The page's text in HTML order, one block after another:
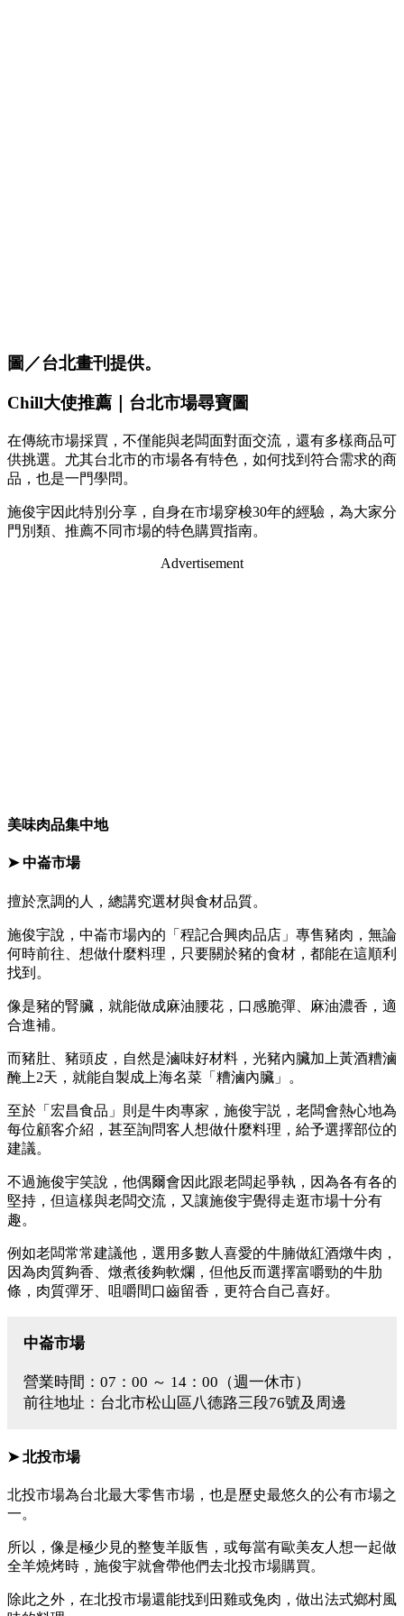
圖／台北畫刊提供。
Chill大使推薦｜台北市場尋寶圖
在傳統市場採買，不僅能與老闆面對面交流，還有多樣商品可
供挑選。尤其台北市的市場各有特色，如何找到符合需求的商
品，也是一門學問。
施俊宇因此特別分享，自身在市場穿梭30年的經驗，為大家分
門別類、推薦不同市場的特色購買指南。
Advertisement
美味肉品集中地
➤ 中崙市場
擅於烹調的人，總講究選材與食材品質。
施俊宇說，中崙市場內的「程記合興肉品店」專售豬肉，無論
何時前往、想做什麼料理，只要關於豬的食材，都能在這順利
找到。
像是豬的腎臟，就能做成麻油腰花，口感脆彈、麻油濃香，適
合進補。
而豬肚、豬頭皮，自然是滷味好材料，光豬內臟加上黃酒糟滷
醃上2天，就能自製成上海名菜「糟滷內臟」。
至於「宏昌食品」則是牛肉專家，施俊宇説，老闆會熱心地為
每位顧客介紹，甚至詢問客人想做什麼料理，給予選擇部位的
建議。
不過施俊宇笑說，他偶爾會因此跟老闆起爭執，因為各有各的
堅持，但這樣與老闆交流，又讓施俊宇覺得走逛市場十分有
趣。
例如老闆常常建議他，選用多數人喜愛的牛腩做紅酒燉牛肉，
因為肉質夠香、燉煮後夠軟爛，但他反而選擇富嚼勁的牛肋
條，肉質彈牙、咀嚼間口齒留香，更符合自己喜好。
中崙市場
營業時間：07：00 ～ 14：00（週一休市）
前往地址：台北市松山區八德路三段76號及周邊
➤ 北投市場
北投市場為台北最大零售市場，也是歷史最悠久的公有市場之
一。
所以，像是極少見的整隻羊販售，或每當有歐美友人想一起做
全羊燒烤時，施俊宇就會帶他們去北投市場購買。
除此之外，在北投市場還能找到田雞或兔肉，做出法式鄉村風